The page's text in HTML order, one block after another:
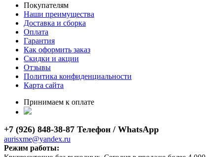
Покупателям
Наши преимущества
Доставка и сборка
Оплата
Гарантия
Как оформить заказ
Скидки и акции
Отзывы
Политика конфиденциальности
Карта сайта
Принимаем к оплате
+7 (926) 848-38-87 Телефон / WhatsApp
aurisxme@yandex.ru
Режим работы: